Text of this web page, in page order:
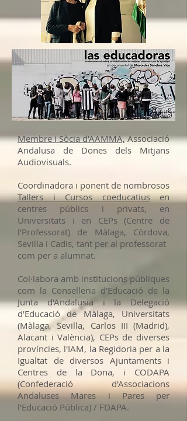
Membre i Sòcia d'AAMMA,Associació
Andalusa de Dones dels Mitjans
Audiovisuals.
Coordinadora i ponent de nombrosos
Tallers i Cursos coeducatiusen
centres públics i privats, en
Universitats i en CEPs (Centre de
l'Professorat) de Màlaga, Còrdova,
Sevilla i Cadis, tant per al professorat
com per a alumnat.
Col·labora amb institucions públiques
com la Conselleria d'Educació de la
Junta d'Andalusia i la Delegació
d'Educació de Màlaga, Universitats
(Màlaga, Sevilla, Carlos III (Madrid),
Alacant i València), CEPs de diverses
províncies, l'IAM, la Regidoria per a la
Igualtat de diversos Ajuntaments i
Centres de la Dona, i CODAPA
(Confederació d'Associacions
Andaluses Mares i Pares per
l'Educació Pública) / FDAPA.